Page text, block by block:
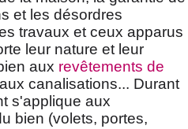
et les désordres
travaux et ceux apparus
leur nature et leur
aux revêtements de
canalisations... Durant
s'applique aux
bien (volets, portes,